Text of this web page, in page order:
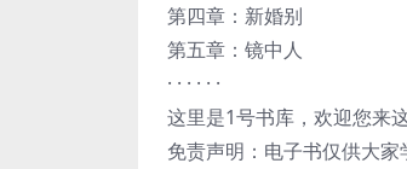
第四章：新婚别
第五章：镜中人
· · · · · ·
这里是1号书库，欢迎您来
免责声明：电子书仅供大家